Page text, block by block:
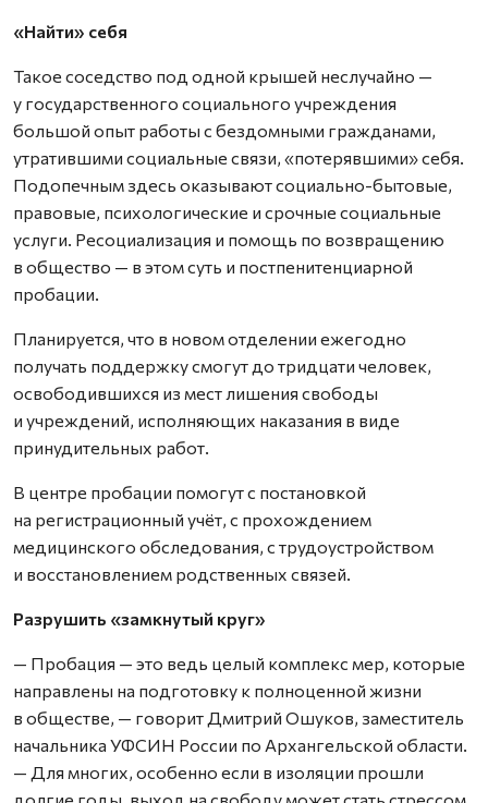
«Найти» себя
Такое соседство под одной крышей неслучайно —
у государственного социального учреждения
большой опыт работы с бездомными гражданами,
утратившими социальные связи, «потерявшими» себя.
Подопечным здесь оказывают социально-бытовые,
правовые, психологические и срочные социальные
услуги. Ресоциализация и помощь по возвращению
в общество — в этом суть и постпенитенциарной
пробации.
Планируется, что в новом отделении ежегодно
получать поддержку смогут до тридцати человек,
освободившихся из мест лишения свободы
и учреждений, исполняющих наказания в виде
принудительных работ.
В центре пробации помогут с постановкой
на регистрационный учёт, с прохождением
медицинского обследования, с трудоустройством
и восстановлением родственных связей.
Разрушить «замкнутый круг»
— Пробация — это ведь целый комплекс мер, которые
направлены на подготовку к полноценной жизни
в обществе, — говорит Дмитрий Ошуков, заместитель
начальника УФСИН России по Архангельской области.
— Для многих, особенно если в изоляции прошли